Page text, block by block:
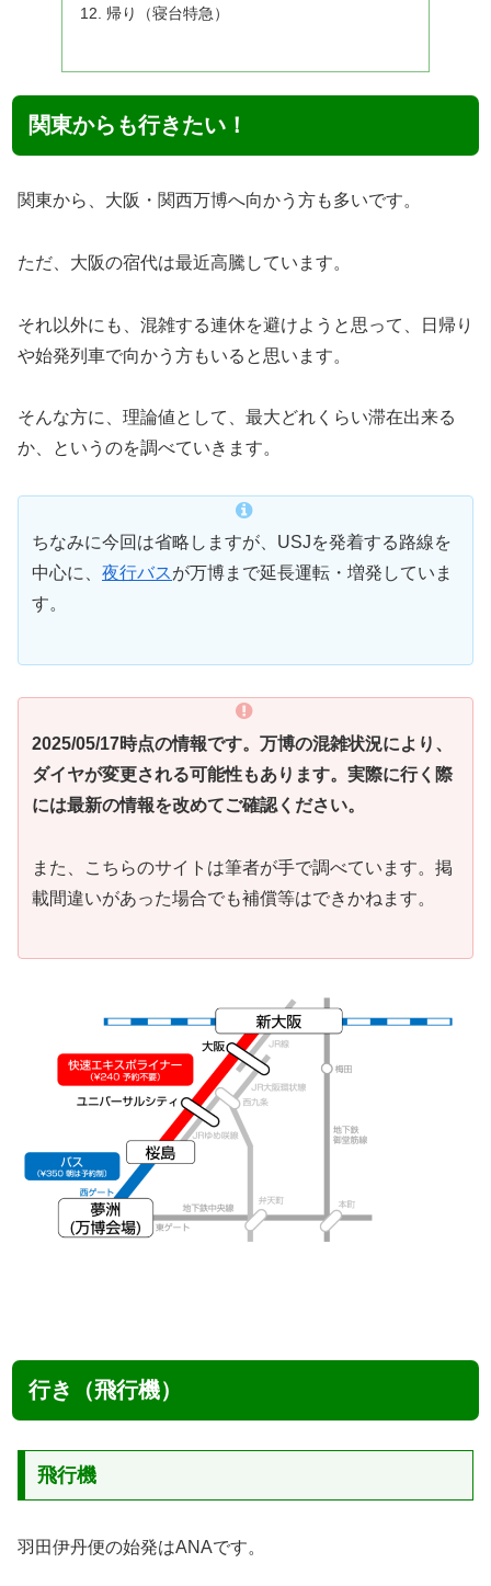
帰り（寝台特急）
関東からも行きたい！
関東から、大阪・関西万博へ向かう方も多いです。
ただ、大阪の宿代は最近高騰しています。
それ以外にも、混雑する連休を避けようと思って、日帰り
や始発列車で向かう方もいると思います。
そんな方に、理論値として、最大どれくらい滞在出来る
か、というのを調べていきます。
ちなみに今回は省略しますが、USJを発着する路線を
中心に、 夜行バスが万博まで延長運転・増発していま
す。
2025/05/17時点の情報です。万博の混雑状況により、
ダイヤが変更される可能性もあります。実際に行く際
には最新の情報を改めてご確認ください。
また、こちらのサイトは筆者が手で調べています。掲
載間違いがあった場合でも補償等はできかねます。
行き（飛行機）
飛行機
羽田伊丹便の始発はANAです。